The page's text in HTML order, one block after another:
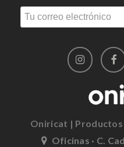
Oniricat |
Oficinas · C.